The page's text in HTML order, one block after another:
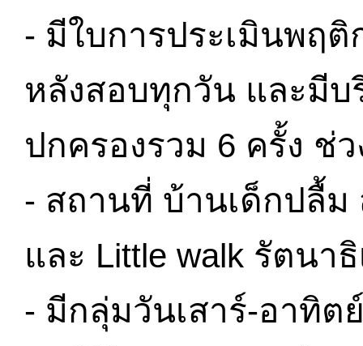
- มีใบการประเมินพฤ
หลังสอบทุกวัน และมีบ
ปกครองรวม 6 ครั้ง ช่
- สถานที่ บ้านเด็กปลื้ม
และ Little walk รัตนา
- มีกลุ่มวันเสาร์-อาทิ